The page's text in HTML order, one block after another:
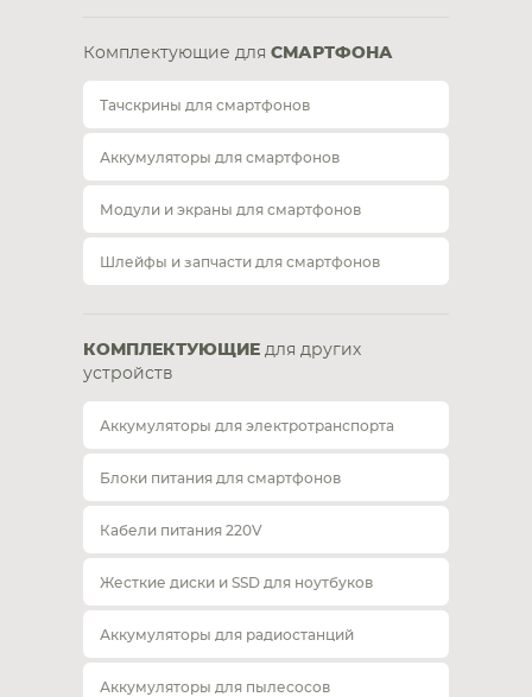
Комплектующие для СМАРТФОНА
Тачскрины для смартфонов
Аккумуляторы для смартфонов
Модули и экраны для смартфонов
Шлейфы и запчасти для смартфонов
КОМПЛЕКТУЮЩИЕ для других
устройств
Аккумуляторы для электротранспорта
Блоки питания для смартфонов
Кабели питания 220V
Жесткие диски и SSD для ноутбуков
Аккумуляторы для радиостанций
Аккумуляторы для пылесосов